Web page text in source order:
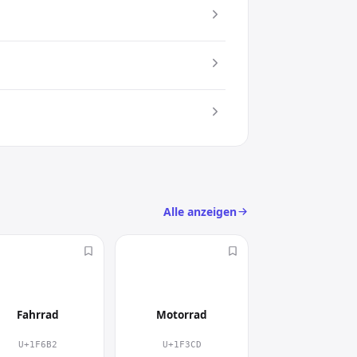
setzt du gezielt einen
Alle anzeigen
Fahrrad
U+1F6B2
Motorrad
U+1F3CD